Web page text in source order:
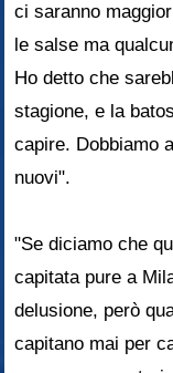
ci saranno
le salse ma
Ho detto che
stagione, e la
capire. Dobbiamo
nuovi".
"Se diciamo che
capitata pure a
delusione, però
capitano mai per